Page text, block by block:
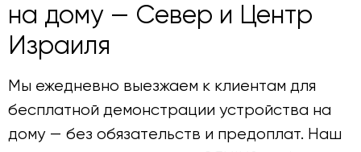
на дому — Север и Центр
Израиля
Мы ежедневно выезжаем к клиентам для
бесплатной демонстрации устройства на
дому — без обязательств и предоплат. Наш